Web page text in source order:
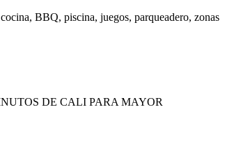
BBQ, piscina, juegos, parqueadero, zonas
DE CALI PARA MAYOR